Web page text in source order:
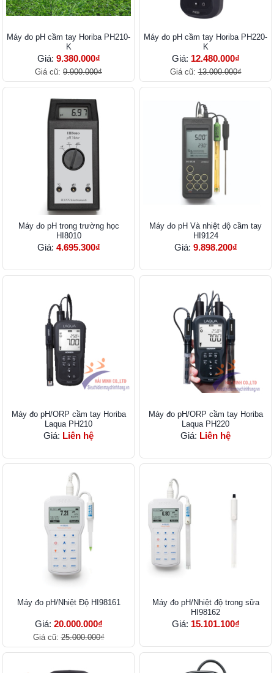
Máy đo pH cầm tay Horiba PH210-
K
Giá: 9.380.000₫
Giá cũ: 9.900.000₫
Máy đo pH cầm tay Horiba PH220-
K
Giá: 12.480.000₫
Giá cũ:13.000.000₫
Máy đo pH trong trường học
HI8010
Giá: 4.695.300₫
Máy đo pH Và nhiệt độ cầm tay
HI9124
Giá: 9.898.200₫
Máy đo pH/ORP cầm tay Horiba
Laqua PH210
Giá: Liên hệ
Máy đo pH/ORP cầm tay Horiba
Laqua PH220
Giá: Liên hệ
Máy đo pH/Nhiệt Độ HI98161
Giá: 20.000.000₫
Giá cũ:25.000.000₫
Máy đo pH/Nhiệt độ trong sữa
HI98162
Giá: 15.101.100₫